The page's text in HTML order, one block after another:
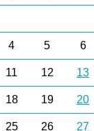
4 5 6
11 12 13
18 19 20
25 26 27